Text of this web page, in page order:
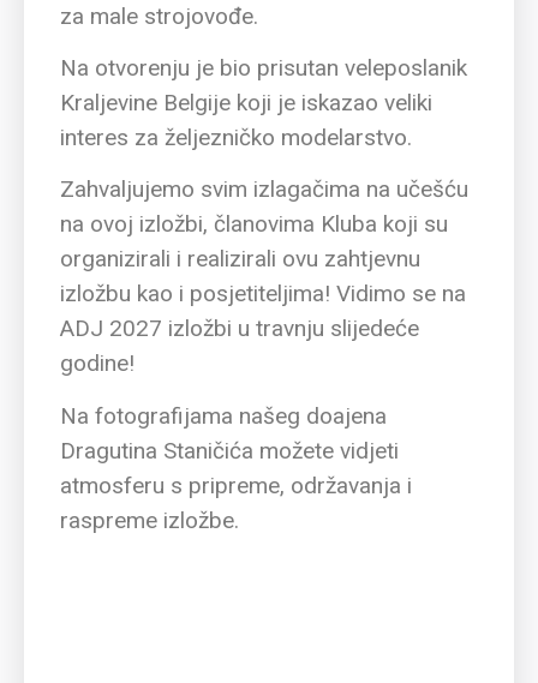
za male strojovođe.
Na otvorenju je bio prisutan veleposlanik
Kraljevine Belgije koji je iskazao veliki
interes za željezničko modelarstvo.
Zahvaljujemo svim izlagačima na učešću
na ovoj izložbi, članovima Kluba koji su
organizirali i realizirali ovu zahtjevnu
izložbu kao i posjetiteljima! Vidimo se na
ADJ 2027 izložbi u travnju slijedeće
godine!
Na fotografijama našeg doajena
Dragutina Staničića možete vidjeti
atmosferu s pripreme, održavanja i
raspreme izložbe.